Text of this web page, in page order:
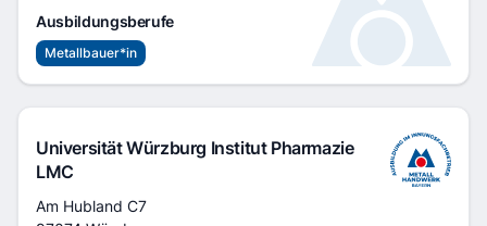
Ausbildungsberufe
Metallbauer*in
Universität Würzburg Institut Pharmazie
LMC
Adresse
Am Hubland C7